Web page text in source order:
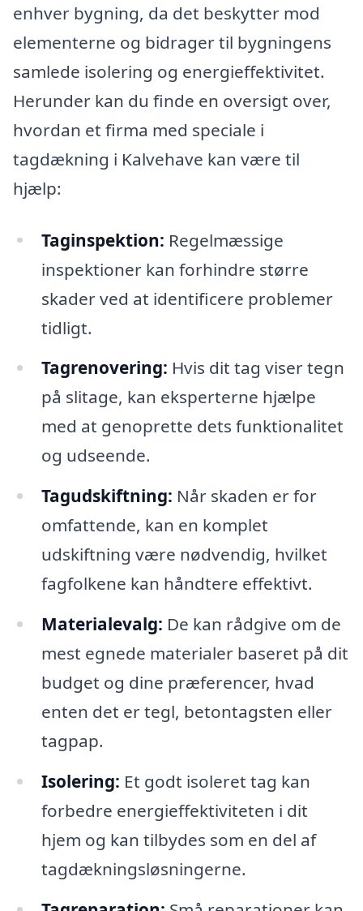
enhver bygning, da det beskytter mod
elementerne og bidrager til bygningens
samlede isolering og energieffektivitet.
Herunder kan du finde en oversigt over,
hvordan et firma med speciale i
tagdækning i Kalvehave kan være til
hjælp:
Taginspektion: Regelmæssige
inspektioner kan forhindre større
skader ved at identificere problemer
tidligt.
Tagrenovering: Hvis dit tag viser tegn
på slitage, kan eksperterne hjælpe
med at genoprette dets funktionalitet
og udseende.
Tagudskiftning: Når skaden er for
omfattende, kan en komplet
udskiftning være nødvendig, hvilket
fagfolkene kan håndtere effektivt.
Materialevalg: De kan rådgive om de
mest egnede materialer baseret på dit
budget og dine præferencer, hvad
enten det er tegl, betontagsten eller
tagpap.
Isolering: Et godt isoleret tag kan
forbedre energieffektiviteten i dit
hjem og kan tilbydes som en del af
tagdækningsløsningerne.